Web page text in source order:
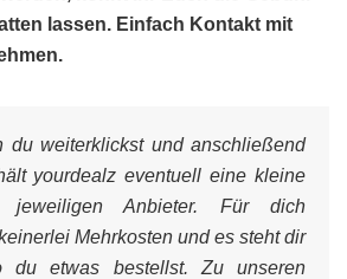
lassen. Einfach Kontakt mit
du weiterklickst und anschließend
yourdealz eventuell eine kleine
jeweiligen Anbieter. Für dich
Mehrkosten und es steht dir
etwas bestellst. Zu unseren